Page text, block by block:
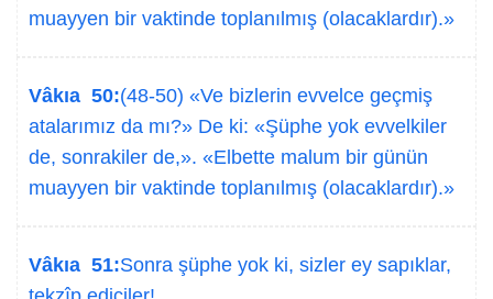
muayyen bir vaktinde toplanılmış (olacaklardır).»
Vâkıa 50:(48-50) «Ve bizlerin evvelce geçmiş
atalarımız da mı?» De ki: «Şüphe yok evvelkiler
de, sonrakiler de,». «Elbette malum bir günün
muayyen bir vaktinde toplanılmış (olacaklardır).»
Vâkıa 51:Sonra şüphe yok ki, sizler ey sapıklar,